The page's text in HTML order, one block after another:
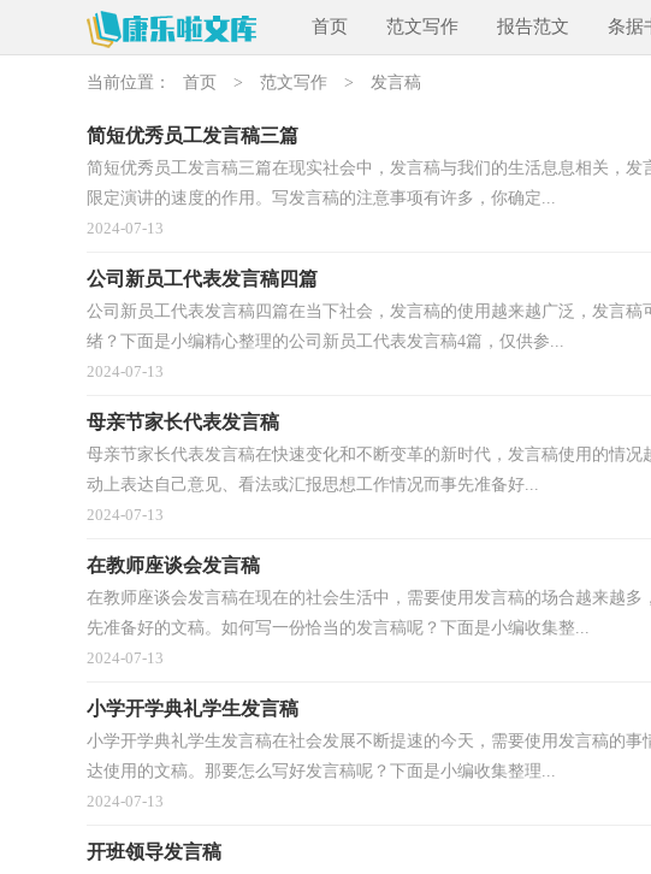
首页 范文写作 报告范文 条据
当前位置： 首页 > 范文写作 > 发言稿
简短优秀员工发言稿三篇
简短优秀员工发言稿三篇在现实社会中，发言稿与我们的生活息息相关，发
限定演讲的速度的作用。写发言稿的注意事项有许多，你确定...
2024-07-13
公司新员工代表发言稿四篇
公司新员工代表发言稿四篇在当下社会，发言稿的使用越来越广泛，发言
绪？下面是小编精心整理的公司新员工代表发言稿4篇，仅供参...
2024-07-13
母亲节家长代表发言稿
母亲节家长代表发言稿在快速变化和不断变革的新时代，发言稿使用的情
动上表达自己意见、看法或汇报思想工作情况而事先准备好...
2024-07-13
在教师座谈会发言稿
在教师座谈会发言稿在现在的社会生活中，需要使用发言稿的场合越来越
先准备好的文稿。如何写一份恰当的发言稿呢？下面是小编收集整...
2024-07-13
小学开学典礼学生发言稿
小学开学典礼学生发言稿在社会发展不断提速的今天，需要使用发言稿的
达使用的文稿。那要怎么写好发言稿呢？下面是小编收集整理...
2024-07-13
开班领导发言稿